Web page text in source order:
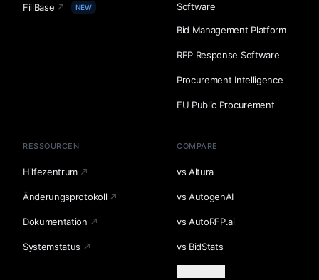
FillBase NEW
Software
Bid Management Platform
RFP Response Software
Procurement Intelligence
EU Public Procurement
RESSOURCEN
Hilfezentrum
Änderungsprotokoll
Dokumentation
Systemstatus
COMPARE
vs Altura
vs AutogenAI
vs AutoRFP.ai
vs BidStats